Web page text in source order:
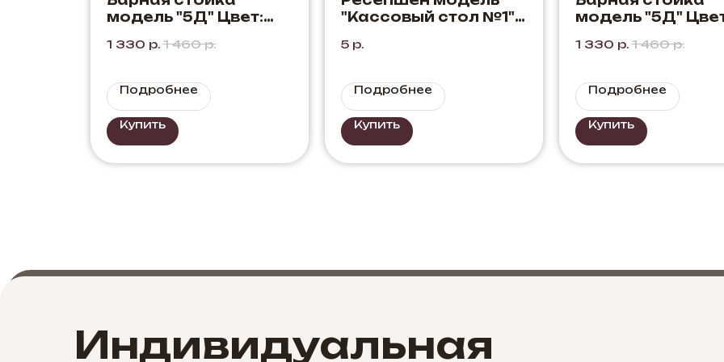
модель "5Д" Цвет:
1 330 р. 1 460 р.
Подробнее
Купить
"Кассовый стол №1"
5 р.
Подробнее
Купить
модель "5Д"
1 330 р. 1 460 р.
Подробнее
Купить
Индивидуальная